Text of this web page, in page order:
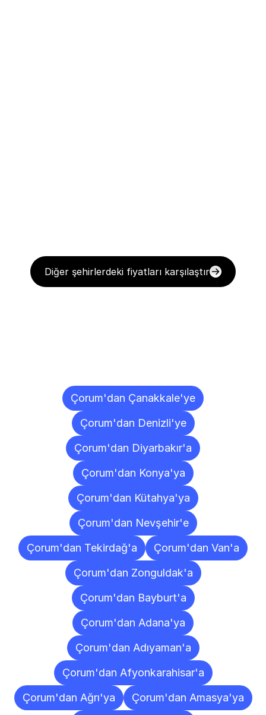
Diğer şehirlerdeki fiyatları karşılaştır
Çorum'dan Çanakkale'ye
Çorum'dan Denizli'ye
Çorum'dan Diyarbakır'a
Çorum'dan Konya'ya
Çorum'dan Kütahya'ya
Çorum'dan Nevşehir'e
Çorum'dan Tekirdağ'a
Çorum'dan Van'a
Çorum'dan Zonguldak'a
Çorum'dan Bayburt'a
Çorum'dan Adana'ya
Çorum'dan Adıyaman'a
Çorum'dan Afyonkarahisar'a
Çorum'dan Ağrı'ya
Çorum'dan Amasya'ya